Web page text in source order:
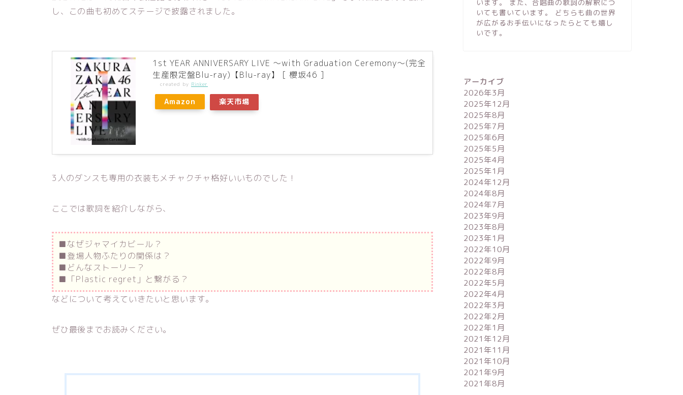
し、この曲も初めてステージで披露されました。
1st YEAR ANNIVERSARY LIVE ～with Graduation Ceremony～(完全
生産限定盤Blu-ray)【Blu-ray】 [ 櫻坂46 ]
created by Rinker
Amazon 楽天市場
3人のダンスも専用の衣装もメチャクチャ格好いいものでした！
ここでは歌詞を紹介しながら、
■なぜジャマイカビール？
■登場人物ふたりの関係は？
■どんなストーリー？
■「Plastic regret」と繋がる？
などについて考えていきたいと思います。
ぜひ最後までお読みください。
います。 また、合唱曲の歌詞の解釈につ
いても書いています。 どちらも曲の世界
が広がるお手伝いになったらとても嬉し
いです。
アーカイブ
2026年3月
2025年12月
2025年8月
2025年7月
2025年6月
2025年5月
2025年4月
2025年1月
2024年12月
2024年8月
2024年7月
2023年9月
2023年8月
2023年1月
2022年10月
2022年9月
2022年8月
2022年5月
2022年4月
2022年3月
2022年2月
2022年1月
2021年12月
2021年11月
2021年10月
2021年9月
2021年8月